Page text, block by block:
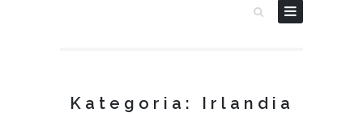
Kategoria: Irlandia